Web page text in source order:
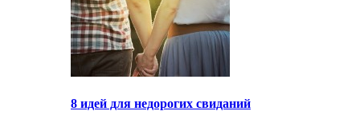
8 идей для недорогих свиданий